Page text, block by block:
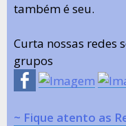
também é seu.
Curta nossas redes
grupos
~ Fique atento as